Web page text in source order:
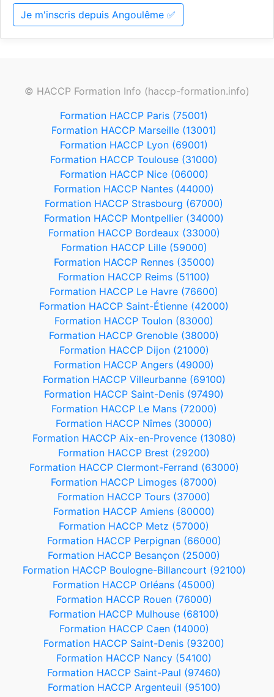
Je m'inscris depuis Angoulême ✅
© HACCP Formation Info (haccp-formation.info)
Formation HACCP Paris (75001)
Formation HACCP Marseille (13001)
Formation HACCP Lyon (69001)
Formation HACCP Toulouse (31000)
Formation HACCP Nice (06000)
Formation HACCP Nantes (44000)
Formation HACCP Strasbourg (67000)
Formation HACCP Montpellier (34000)
Formation HACCP Bordeaux (33000)
Formation HACCP Lille (59000)
Formation HACCP Rennes (35000)
Formation HACCP Reims (51100)
Formation HACCP Le Havre (76600)
Formation HACCP Saint-Étienne (42000)
Formation HACCP Toulon (83000)
Formation HACCP Grenoble (38000)
Formation HACCP Dijon (21000)
Formation HACCP Angers (49000)
Formation HACCP Villeurbanne (69100)
Formation HACCP Saint-Denis (97490)
Formation HACCP Le Mans (72000)
Formation HACCP Nîmes (30000)
Formation HACCP Aix-en-Provence (13080)
Formation HACCP Brest (29200)
Formation HACCP Clermont-Ferrand (63000)
Formation HACCP Limoges (87000)
Formation HACCP Tours (37000)
Formation HACCP Amiens (80000)
Formation HACCP Metz (57000)
Formation HACCP Perpignan (66000)
Formation HACCP Besançon (25000)
Formation HACCP Boulogne-Billancourt (92100)
Formation HACCP Orléans (45000)
Formation HACCP Rouen (76000)
Formation HACCP Mulhouse (68100)
Formation HACCP Caen (14000)
Formation HACCP Saint-Denis (93200)
Formation HACCP Nancy (54100)
Formation HACCP Saint-Paul (97460)
Formation HACCP Argenteuil (95100)